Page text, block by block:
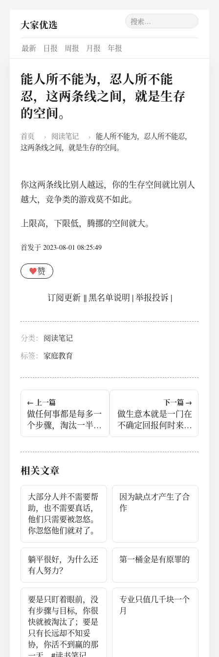
大家优选
最新 日报 周报 月报 年报
能人所不能为，忍人所不能
忍，这两条线之间，就是生存
的空间。
首页 › 阅读笔记 ›
能人所不能为，忍人所不能忍，
这两条线之间，就是生存的空间。
你这两条线比别人越远，你的生存空间就比别人
越大，竞争类的游戏莫不如此。
上限高，下限低，腾挪的空间就大。
首发于 2023-08-01 08:25:49
♥赞
订阅更新||黑名单说明 |举报投诉 |
分类：
阅读笔记
标签： 家庭教育
← 上一篇
做任何事都是每多一
个步骤，淘汰一半
人，成功率又下降非
下一篇 →
做生意本就是一门在
不确定回报何时来的
前提下，保持努力的
相关文章
大部分人并不需要帮
助，也不需要真话，
他们只需要被忽悠。
你忽悠他们就对了。
因为缺点才产生了合
作
躺平很好，为什么还
有人努力？
第一桶金是有原罪的
要是只盯着眼前，没
有步骤与目标，你很
快就被淘汰了；要是
只有长远却不知妥
协，你活不到赢的那
专业只值几千块一个
月